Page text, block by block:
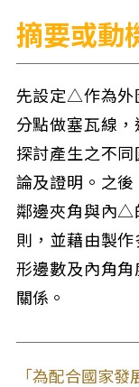
摘要或動
先設定△作為
分點做塞瓦線
探討產生之不
論及證明。之
鄰邊夾角與內△
則，並藉由製
形邊數及內角
關係。
「為配合國家